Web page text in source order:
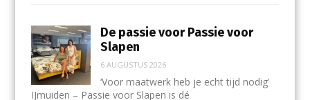
De passie voor Passie voor
Slapen
6 AUGUSTUS 2026
‘Voor maatwerk heb je echt tijd nodig’
IJmuiden – Passie voor Slapen is dé